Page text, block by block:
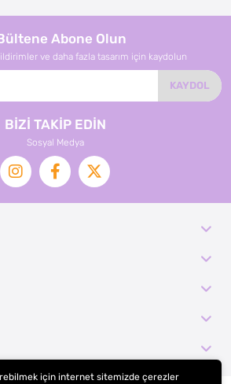
Abone Olun
ve daha fazla tasarım için kaydolun
KAYDOL
BİZİ TAKİP EDİN
Sosyal Medya
için internet sitemizde çerezler